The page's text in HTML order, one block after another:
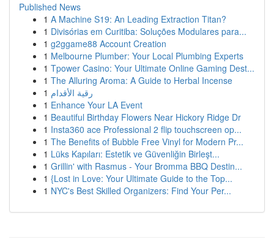
Published News
1 A Machine S19: An Leading Extraction Titan?
1 Divisórias em Curitiba: Soluções Modulares para...
1 g2ggame88 Account Creation
1 Melbourne Plumber: Your Local Plumbing Experts
1 Tpower Casino: Your Ultimate Online Gaming Dest...
1 The Alluring Aroma: A Guide to Herbal Incense
1 رقية الأقدام
1 Enhance Your LA Event
1 Beautiful Birthday Flowers Near Hickory Ridge Dr
1 Insta360 ace Professional 2 flip touchscreen op...
1 The Benefits of Bubble Free Vinyl for Modern Pr...
1 Lüks Kapıları: Estetik ve Güvenliğin Birleşt...
1 Grillin' with Rasmus - Your Bromma BBQ Destin...
1 {Lost in Love: Your Ultimate Guide to the Top...
1 NYC's Best Skilled Organizers: Find Your Per...